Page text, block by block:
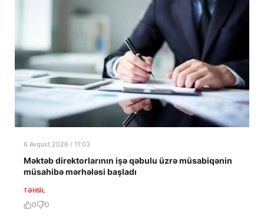
6 Avqust 2026 / 11:03
Məktəb direktorlarının işə qəbulu üzrə müsabiqənin
müsahibə mərhələsi başladı
TƏHSIL
0 0